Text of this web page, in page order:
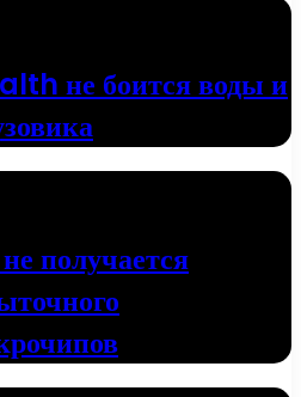
не боится воды и
получается